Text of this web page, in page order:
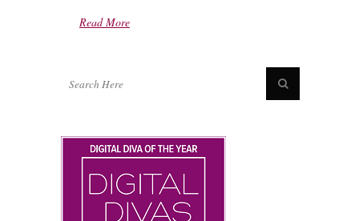
Read More